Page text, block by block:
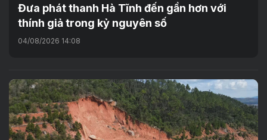
Đưa phát thanh Hà Tĩnh đến gần hơn với
thính giả trong kỷ nguyên số
04/08/2026 14:08